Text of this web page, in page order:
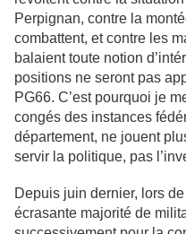
Perpignan, contre la
combattent, et contre les
balaient toute notion
positions ne seront pas
PG66. C’est pourquoi je
congés des instances
département, ne jouent
servir la politique, pas
Depuis juin dernier, lors
écrasante majorité de